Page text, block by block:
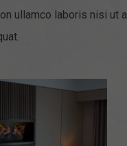
ullamco laboris nisi ut